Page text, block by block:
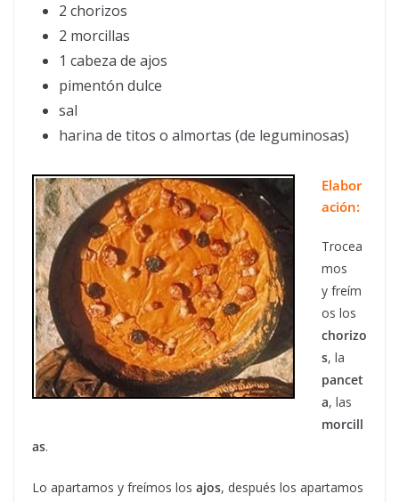
2 chorizos
2 morcillas
1 cabeza de ajos
pimentón dulce
sal
harina de titos o almortas (de leguminosas)
Elabor
ación:
Trocea
mos
y freím
os los
chorizo
s, la
pancet
a, las
morcill
as.
Lo apartamos y freímos los ajos, después los apartamos